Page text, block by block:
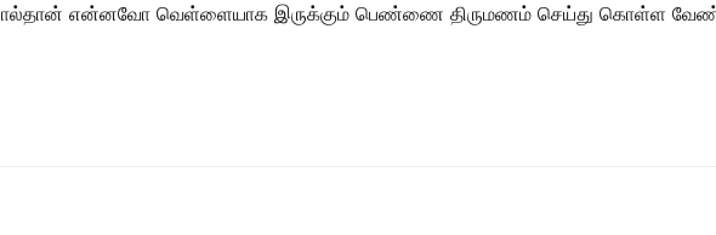
என்னவோ வெள்ளையாக இருக்கும் பெண்ணை திருமணம் செய்து கொள்ள